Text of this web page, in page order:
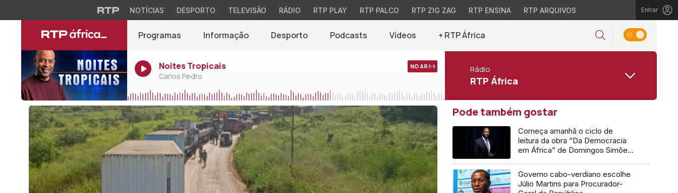
NOTÍCIAS DESPORTO TELEVISÃO RÁDIO RTP PLAY RTP PALCO RTP ZIG ZAG RTP ENSINA RTP ARQUIVOS Entrar
Programas Informação Desporto Podcasts Vídeos + RTP África
Noites Tropicais
Carlos Pedro
NO AR Rádio
RTP África
Pode também gostar
Começa amanhã o ciclo de
leitura da obra “Da Democracia
em África” de Domingos Simões
Governo cabo-verdiano escolhe
Júlio Martins para Procurador-